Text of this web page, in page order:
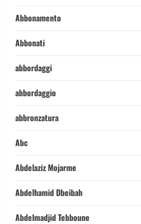
Abbonamento
Abbonati
abbordaggi
abbordaggio
abbronzatura
Abc
Abdelaziz Mojarme
Abdelhamid Dbeibah
Abdelmadjid Tebboune